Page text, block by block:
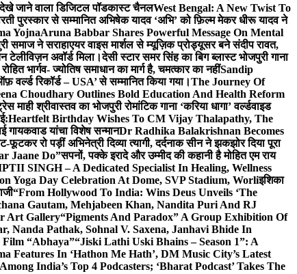
जाने वाला डिजिटल पॉडकास्ट चैनलWest Bengal: A New Twist To
पुरस्कार से सम्मानित अभिषेक यादव ‘अभि’ को फ़िल्म मेकर धीरू यादव ने
YojnaAruna Babbar Shares Powerful Message On Mental
समाज ने सराहाएयर वाइस मार्शल से म्यूज़िक प्रोड्यूसर बने संदीप रावत,
टेलीविज़न अवॉर्ड मिला।देसी स्टार समर सिंह का बिग ब्लास्ट भोजपुरी गाना
भार्गव- ज्योतिष समाधान का मार्ग है, चमत्कार का नहींSandip
रिकॉर्ड – USA’ से सम्मानित किया गया।The Journey Of
Choudhary Outlines Bold Education And Health Reform
श्रीवास्तव का भोजपुरी रोमांटिक गाना ‘करिया धागा’ वर्ल्डवाइड
Heartfelt Birthday Wishes To CM Vijay Thalapathy, The
गायकवाड यांचा विशेष सन्मानDr Radhika Balakrishnan Becomes
रो पड़ीं अभिनेत्री दिव्या त्यागी, दर्दनाक सीन ने झकझोर दिया पूरा
Jaane Do”सपनों, पक्के इरादे और उम्मीद की कहानी है मोहित एम राय
SINGH – A Dedicated Specialist In Healing, Wellness
Yoga Day Celebration At Dome, SVP Stadium, Worliइशिका
“From Hollywood To India: Wins Deus Unveils ‘The
Gautam, Mehjabeen Khan, Nandita Puri And RJ
Art Gallery“Pigments And Paradox” A Group Exhibition Of
Nanda Pathak, Sohnal V. Saxena, Janhavi Bhide In
“Abhaya”“Jiski Lathi Uski Bhains – Season 1”: A
Features In ‘Hathon Me Hath’, DM Music City’s Latest
India’s Top 4 Podcasters; ‘Bharat Podcast’ Takes The